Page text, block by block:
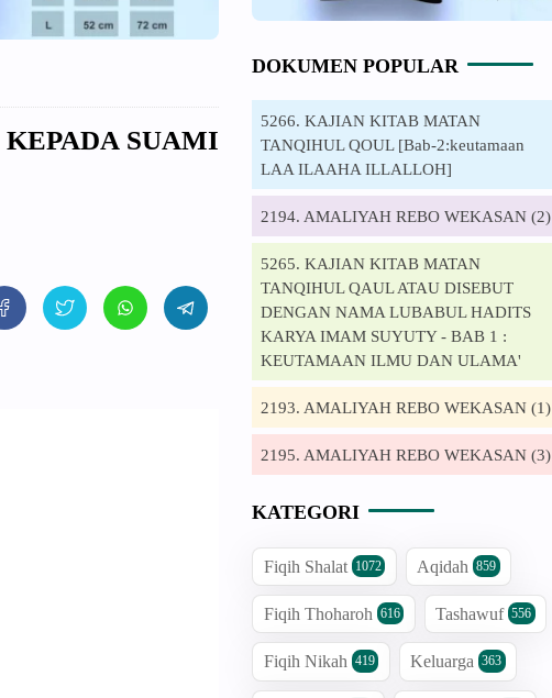
SUAMI
DOKUMEN POPULAR
5266. KAJIAN KITAB MATAN
TANQIHUL QOUL [Bab-2:keutamaan
LAA ILAAHA ILLALLOH]
2194. AMALIYAH REBO WEKASAN (2)
5265. KAJIAN KITAB MATAN
TANQIHUL QAUL ATAU DISEBUT
DENGAN NAMA LUBABUL HADITS
KARYA IMAM SUYUTY - BAB 1 :
KEUTAMAAN ILMU DAN ULAMA'
2193. AMALIYAH REBO WEKASAN (1)
2195. AMALIYAH REBO WEKASAN (3)
KATEGORI
Fiqih Shalat 1072 Aqidah 859
Fiqih Thoharoh 616 Tashawuf 556
Fiqih Nikah 419 Keluarga 363